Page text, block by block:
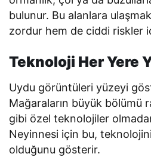
bulunur. Bu alanlara
zordur hem de ciddi riskler
Teknoloji Her Yere
Uydu görüntüleri yüzeyi
Mağaraların büyük bölümü
gibi özel teknolojiler
Neyinnesi için bu,
olduğunu gösterir.